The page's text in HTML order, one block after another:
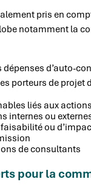
pris en
notamment la
dépenses d’auto-
porteurs de
liés aux
internes ou
ou
de consultants
pour la